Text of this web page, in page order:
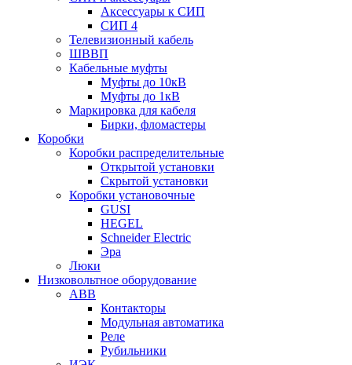
Аксессуары к СИП
СИП 4
Телевизионный кабель
ШВВП
Кабельные муфты
Муфты до 10кВ
Муфты до 1кВ
Маркировка для кабеля
Бирки, фломастеры
Коробки
Коробки распределительные
Открытой установки
Скрытой установки
Коробки установочные
GUSI
HEGEL
Schneider Electric
Эра
Люки
Низковольтное оборудование
ABB
Контакторы
Модульная автоматика
Реле
Рубильники